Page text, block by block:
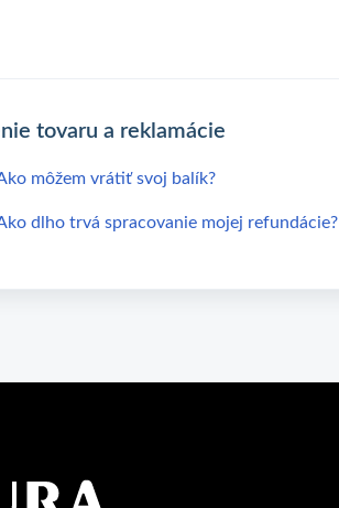
tovaru a reklamácie
môžem vrátiť svoj balík?
dlho trvá spracovanie mojej refundácie?